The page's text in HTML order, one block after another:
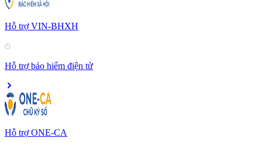
Hỗ trợ VIN-BHXH
Hỗ trợ bảo hiểm điện tử
Hỗ trợ ONE-CA